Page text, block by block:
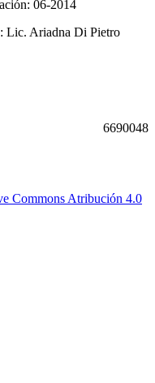
06-2014
Lic. Ariadna Di Pietro
6690048
Commons Atribución 4.0